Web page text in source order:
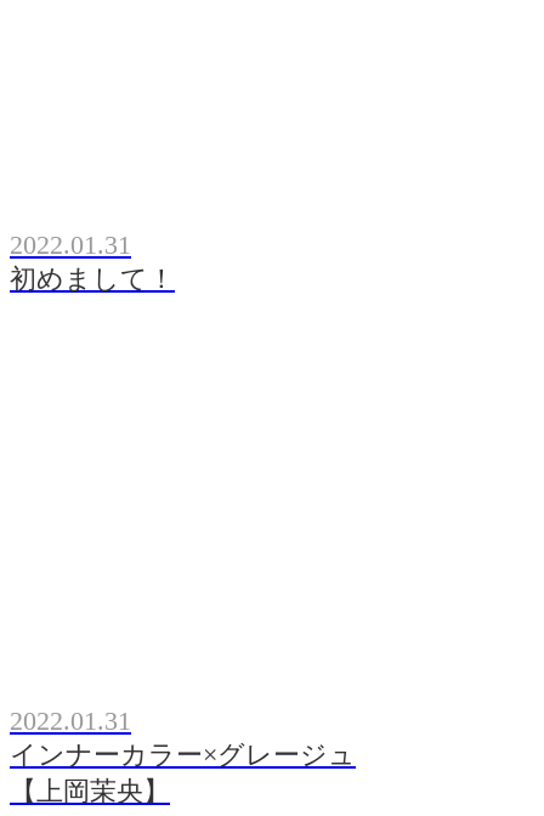
2022.01.31
初めまして！
2022.01.31
インナーカラー×グレージュ
【上岡茉央】